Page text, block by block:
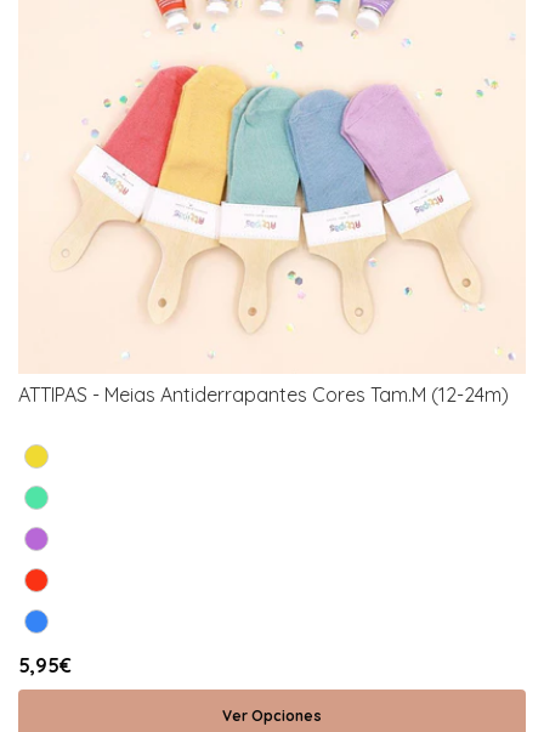
ATTIPAS - Meias Antiderrapantes Cores Tam.M (12-24m)
5,95€
Ver Opciones